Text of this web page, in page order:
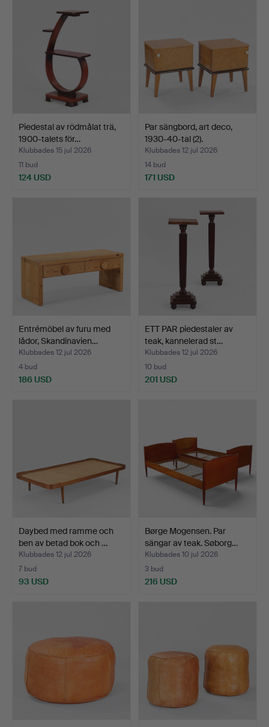
Piedestal av rödmålat trä,
1900-talets för…
Klubbades 15 jul 2026
11 bud
124 USD
Par sängbord, art deco,
1930-40-tal (2).
Klubbades 12 jul 2026
14 bud
171 USD
Entrémöbel av furu med
lådor, Skandinavien…
Klubbades 12 jul 2026
4 bud
186 USD
ETT PAR piedestaler av
teak, kannelerad st…
Klubbades 12 jul 2026
10 bud
201 USD
Daybed med ramme och
ben av betad bok och …
Klubbades 12 jul 2026
7 bud
93 USD
Børge Mogensen. Par
sängar av teak. Søborg…
Klubbades 10 jul 2026
3 bud
216 USD